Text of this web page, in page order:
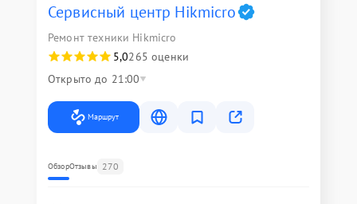
Сервисный центр Hikmicro
Ремонт техники Hikmicro
5,0265 оценки
Открыто до 21:00
Маршрут
ОбзорОтзывы 270